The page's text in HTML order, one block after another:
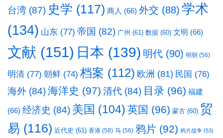
台湾 (87) 史学 (117) 商人 (66) 外交 (88) 学术
(134) 山东 (77) 帝国 (82) 广州 (61) 数据 (60) 文明 (66)
文献 (151) 日本 (139) 明代 (90) 明朝 (56)
明清 (77) 朝鲜 (74) 档案 (112) 欧洲 (81) 民国 (76)
海外 (84)海洋史 (97) 清代 (84) 目录 (96) 福建
(66) 经济史 (84) 美国 (104) 英国 (96) 蒙古 (60) 贸
易 (116) 近代史 (61) 香港 (58) 马 (56) 鸦片 (92) 鸦片战争 (53)